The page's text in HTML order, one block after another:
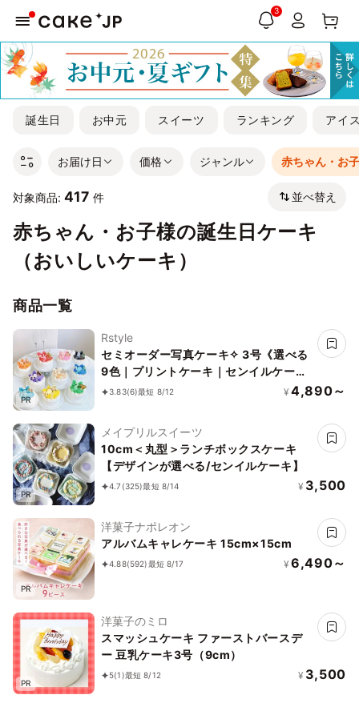
3
誕生日 お中元 スイーツ ランキング アイ
お届け日 価格 ジャンル 赤ちゃん・お
対象商品: 417 件 並べ替え
赤ちゃん・お子様の誕生日ケーキ
（おいしいケーキ）
商品一覧
PR
Rstyle
セミオーダー写真ケーキ✧ 3号《選べる
9色｜プリントケーキ｜センイルケーキ
｜リボン｜薔薇｜お好きなお写真と数字
3.83(6)最短 8/12 ¥ 4,890～
PR
メイプリルスイーツ
10cm＜丸型＞ランチボックスケーキ
【デザインが選べる/センイルケーキ】
4.7 (325)最短 8/14 ¥ 3,500
PR
洋菓子ナポレオン
アルバムキャレケーキ 15cm×15cm
4.88(592)最短 8/17 ¥ 6,490～
PR
洋菓子のミロ
スマッシュケーキ ファーストバースデ
ー 豆乳ケーキ3号（9cm）
5(1)最短 8/12 ¥ 3,500